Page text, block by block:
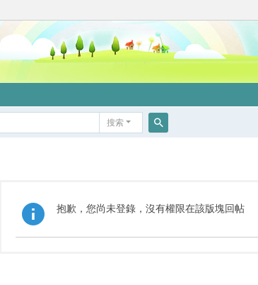
搜索
抱歉，您尚未登錄，沒有權限在該版塊回帖